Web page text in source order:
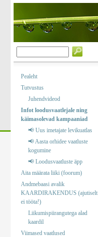
Pealeht
Tutvustus
Juhendvideod
Infot loodusvaatlejale ning
käimasolevad kampaaniad
📢 Uus imetajate levikuatlas
📢 Aasta orhidee vaatluste
kogumine
📢 Loodusvaatluste äpp
Aita määrata liiki (foorum)
Andmebaasi avalik
KAARDIRAKENDUS (ajutiselt
ei tööta!)
Liikumispiirangutega alad
kaardil
Viimased vaatlused